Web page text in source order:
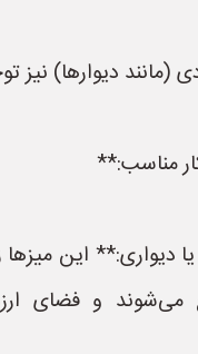
دیوارها) نیز
دیواری:** این میزها
می‌شوند و فضای